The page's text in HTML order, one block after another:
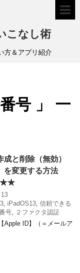
こなし術
＆アプリ紹介
号 」 一
成と削除（無効）
を変更する方法
★★
iPadOS13 信頼できる
号
２ファクタ認証
ID】（＝メールア